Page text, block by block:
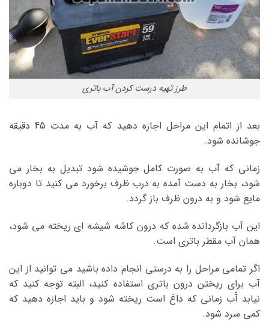
طرز تهیه درست کردن آب باتری
بعد از اتمام این مراحل اجازه دهید که آب به مدت 45 دقیقه
جوشانده شود.
زمانی که آب به صورت کامل جوشیده شود تبدیل به بخار می
شود، بخار به دست آمده به درب ظرف برخورد می کنید تا دوباره
مایع شود و به درون ظرف باز گردد.
این آب بازگردانده شده که درون کاشه شیشه ای ریخته می شود،
همان آب مقطر باتری است.
اگر تمامی مراحل را به درستی انجام داده باشید می توانید از این
آب برای ریختن درون باتری استفاده کنید، البته توجه کنید که
نیابد آّب زمانی که داغ است ریخته شود و باید اجازه دهید که
کمی سرد شود.